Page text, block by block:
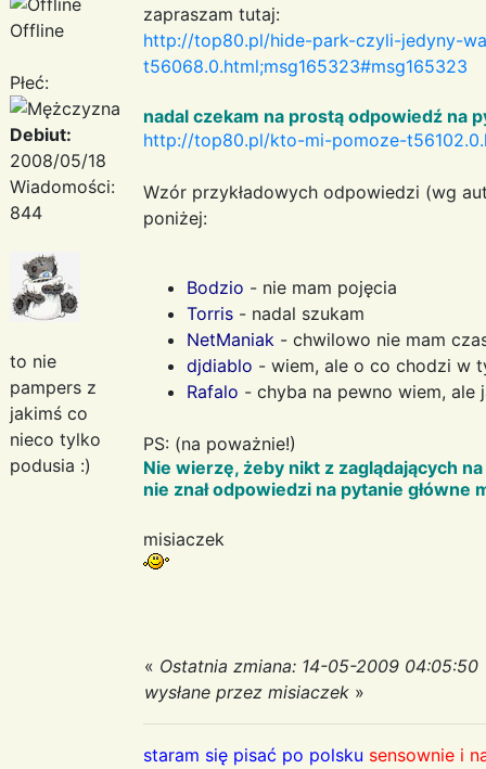
Offline
Płeć:
Debiut:
2008/05/18
Wiadomości:
844
to nie
pampers z
jakimś co
nieco tylko
podusia :)
zapraszam tutaj:
http://top80.pl/hide-park-czyli-jedyny-
t56068.0.html;msg165323#msg165323
nadal czekam na prostą odpowiedź na
http://top80.pl/kto-mi-pomoze-
Wzór przykładowych odpowiedzi (wg
poniżej:
Bodzio - nie mam pojęcia
Torris - nadal szukam
NetManiak - chwilowo nie mam
djdiablo - wiem, ale o co chodzi w
Rafalo - chyba na pewno wiem,
PS: (na poważnie!)
Nie wierzę, żeby nikt z zaglądających
nie znał odpowiedzi na pytanie główne
misiaczek
« Ostatnia zmiana: 14-05-2009 04:05:50
wysłane przez misiaczek »
staram się pisać po polsku sensownie i